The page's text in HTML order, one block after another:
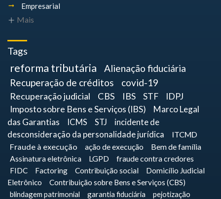
Empresarial
Mais
Tags
reforma tributária
Alienação fiduciária
Recuperação de créditos
covid-19
Recuperação judicial CBS IBS STF
IDPJ
Imposto sobre Bens e Serviços (IBS)
Marco Legal
das Garantias
ICMS STJ
incidente de
desconsideração da personalidade jurídica
ITCMD
Fraude à execução
ação de execução
Bem de família
Assinatura eletrônica
LGPD fraude contra credores
FIDC Factoring Contribuição social
Domicílio Judicial
Eletrônico
Contribuição sobre Bens e Serviços (CBS)
blindagem patrimonial
garantia fiduciária
pejotização